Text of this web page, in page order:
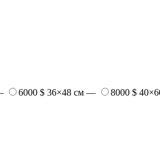
6000 $ 36×48 см — 8000 $